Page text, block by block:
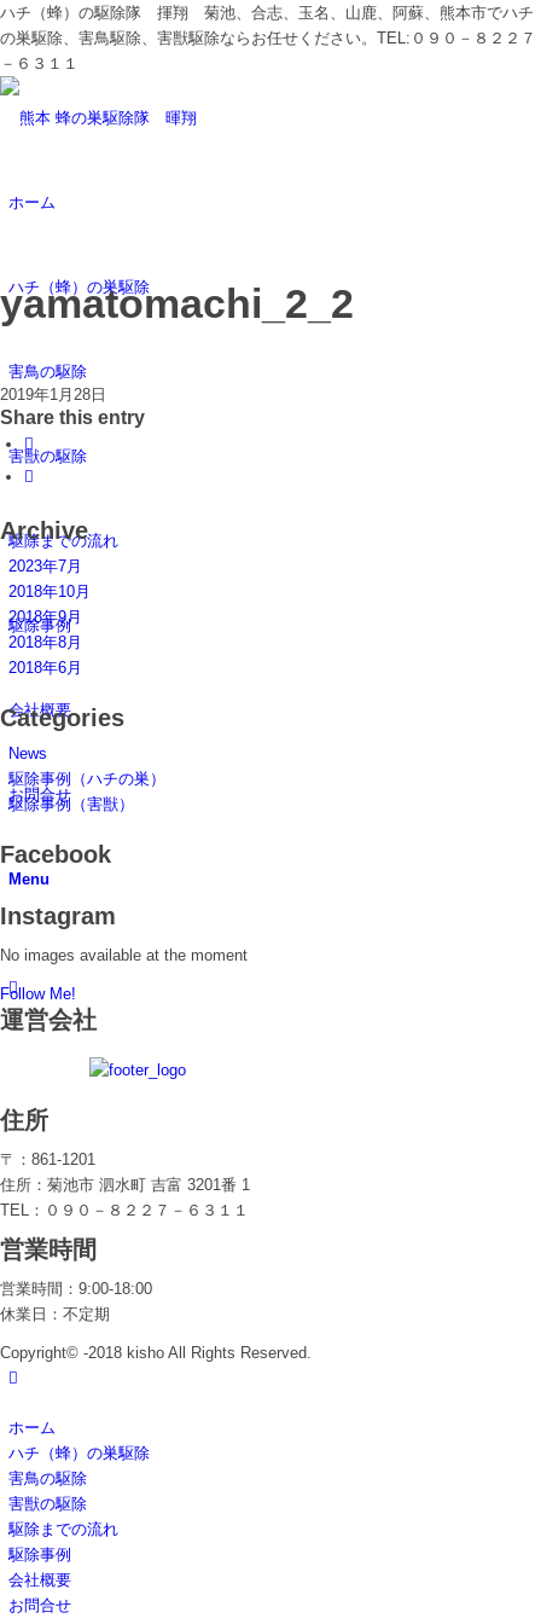
ハチ（蜂）の駆除隊 揮翔 菊池、合志、玉名、山鹿、阿蘇、熊本市でハチ
の巣駆除、害鳥駆除、害獣駆除ならお任せください。TEL:０９０－８２２７
－６３１１
ホーム
ハチ（蜂）の巣駆除
害鳥の駆除
害獣の駆除
駆除までの流れ
駆除事例
会社概要
お問合せ
Menu
yamatomachi_2_2
2019年1月28日
Share this entry
Archive
2023年7月
2018年10月
2018年9月
2018年8月
2018年6月
Categories
News
駆除事例（ハチの巣）
駆除事例（害獣）
Facebook
Instagram
No images available at the moment
Follow Me!
運営会社
住所
〒：861-1201
住所：菊池市 泗水町 吉富 3201番 1
TEL：０９０－８２２７－６３１１
営業時間
営業時間：9:00-18:00
休業日：不定期
Copyright© -2018 kisho All Rights Reserved.
ホーム
ハチ（蜂）の巣駆除
害鳥の駆除
害獣の駆除
駆除までの流れ
駆除事例
会社概要
お問合せ